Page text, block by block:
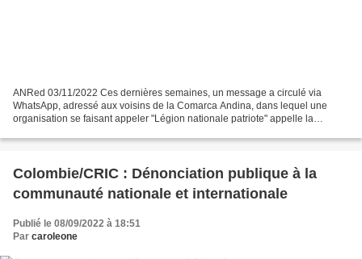
ANRed 03/11/2022 Ces dernières semaines, un message a circulé via
WhatsApp, adressé aux voisins de la Comarca Andina, dans lequel une
organisation se faisant appeler "Légion nationale patriote" appelle la
Colombie/CRIC : Dénonciation publique à la
communauté nationale et internationale
Publié le 08/09/2022 à 18:51
Par caroleone